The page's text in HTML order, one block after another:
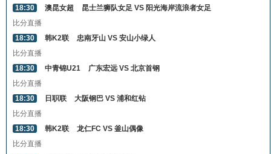
18:30
澳昆女超
昆士兰狮队女足 VS 阳光海岸流浪者女足
比分直播
18:30
韩K2联
忠南牙山 VS 安山小绿人
比分直播
18:30
中青锦U21
广东宏远 VS 北京首钢
比分直播
18:30
日职联
大阪钢巴 VS 浦和红钻
比分直播
18:30
韩K2联
龙仁FC VS 釜山偶像
比分直播